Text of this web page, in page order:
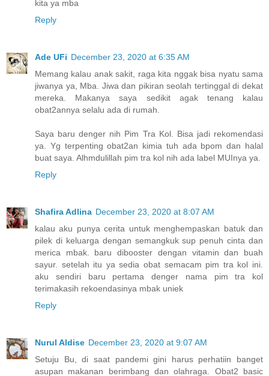
kita ya mba
Reply
Ade UFi December 23, 2020 at 6:35 AM
Memang kalau anak sakit, raga kita nggak bisa nyatu sama
jiwanya ya, Mba. Jiwa dan pikiran seolah tertinggal di dekat
mereka. Makanya saya sedikit agak tenang kalau
obat2annya selalu ada di rumah.
Saya baru denger nih Pim Tra Kol. Bisa jadi rekomendasi
ya. Yg terpenting obat2an kimia tuh ada bpom dan halal
buat saya. Alhmdulillah pim tra kol nih ada label MUInya ya.
Reply
Shafira Adlina December 23, 2020 at 8:07 AM
kalau aku punya cerita untuk menghempaskan batuk dan
pilek di keluarga dengan semangkuk sup penuh cinta dan
merica mbak. baru dibooster dengan vitamin dan buah
sayur. setelah itu ya sedia obat semacam pim tra kol ini.
aku sendiri baru pertama denger nama pim tra kol
terimakasih rekoendasinya mbak uniek
Reply
Nurul Aldise December 23, 2020 at 9:07 AM
Setuju Bu, di saat pandemi gini harus perhatiin banget
asupan makanan berimbang dan olahraga. Obat2 basic